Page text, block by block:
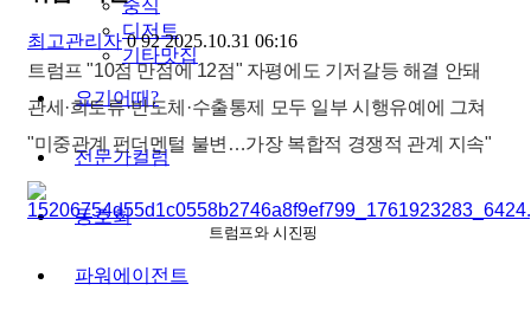
중식
디저트
기타맛집
요기어때?
전문가컬럼
동호회
파워에이전트
최고관리자 0922025.10.31 06:16
트럼프 "10점 만점에 12점" 자평에도 기저갈등 해결 안돼
관세·희토류·반도체·수출통제 모두 일부 시행유예에 그쳐
"미중관계 펀더멘털 불변…가장 복합적 경쟁적 관계 지속"
트럼프와 시진핑